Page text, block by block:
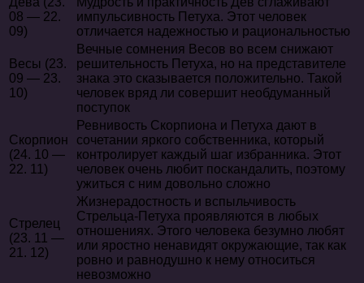
08 — 22.
09)
импульсивность Петуха. Этот человек
отличается надежностью и рациональностью
Весы (23.
09 — 23.
10)
Вечные сомнения Весов во всем снижают
решительность Петуха, но на представителе
знака это сказывается положительно. Такой
человек вряд ли совершит необдуманный
поступок
Скорпион
(24. 10 —
22. 11)
Ревнивость Скорпиона и Петуха дают в
сочетании яркого собственника, который
контролирует каждый шаг избранника. Этот
человек очень любит поскандалить, поэтому
ужиться с ним довольно сложно
Стрелец
(23. 11 —
21. 12)
Жизнерадостность и вспыльчивость
Стрельца-Петуха проявляются в любых
отношениях. Этого человека безумно любят
или яростно ненавидят окружающие, так как
ровно и равнодушно к нему относиться
невозможно